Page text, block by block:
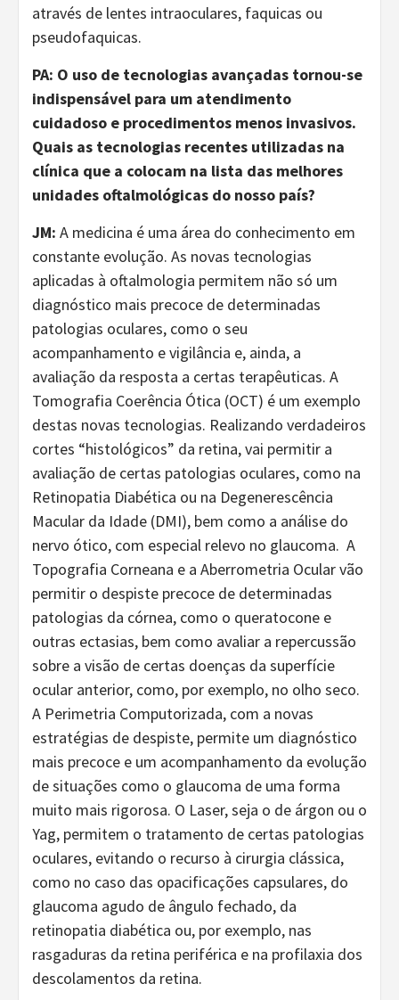
através de lentes intraoculares, faquicas ou
pseudofaquicas.
PA: O uso de tecnologias avançadas tornou-se
indispensável para um atendimento
cuidadoso e procedimentos menos invasivos.
Quais as tecnologias recentes utilizadas na
clínica que a colocam na lista das melhores
unidades oftalmológicas do nosso país?
JM: A medicina é uma área do conhecimento em
constante evolução. As novas tecnologias
aplicadas à oftalmologia permitem não só um
diagnóstico mais precoce de determinadas
patologias oculares, como o seu
acompanhamento e vigilância e, ainda, a
avaliação da resposta a certas terapêuticas. A
Tomografia Coerência Ótica (OCT) é um exemplo
destas novas tecnologias. Realizando verdadeiros
cortes “histológicos” da retina, vai permitir a
avaliação de certas patologias oculares, como na
Retinopatia Diabética ou na Degenerescência
Macular da Idade (DMI), bem como a análise do
nervo ótico, com especial relevo no glaucoma. A
Topografia Corneana e a Aberrometria Ocular vão
permitir o despiste precoce de determinadas
patologias da córnea, como o queratocone e
outras ectasias, bem como avaliar a repercussão
sobre a visão de certas doenças da superfície
ocular anterior, como, por exemplo, no olho seco.
A Perimetria Computorizada, com a novas
estratégias de despiste, permite um diagnóstico
mais precoce e um acompanhamento da evolução
de situações como o glaucoma de uma forma
muito mais rigorosa. O Laser, seja o de árgon ou o
Yag, permitem o tratamento de certas patologias
oculares, evitando o recurso à cirurgia clássica,
como no caso das opacificações capsulares, do
glaucoma agudo de ângulo fechado, da
retinopatia diabética ou, por exemplo, nas
rasgaduras da retina periférica e na profilaxia dos
descolamentos da retina.